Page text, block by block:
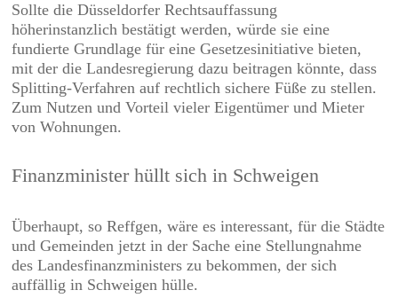
Sollte die Düsseldorfer Rechtsauffassung
höherinstanzlich bestätigt werden, würde sie eine
fundierte Grundlage für eine Gesetzesinitiative bieten,
mit der die Landesregierung dazu beitragen könnte, dass
Splitting-Verfahren auf rechtlich sichere Füße zu stellen.
Zum Nutzen und Vorteil vieler Eigentümer und Mieter
von Wohnungen.
Finanzminister hüllt sich in Schweigen
Überhaupt, so Reffgen, wäre es interessant, für die Städte
und Gemeinden jetzt in der Sache eine Stellungnahme
des Landesfinanzministers zu bekommen, der sich
auffällig in Schweigen hülle.